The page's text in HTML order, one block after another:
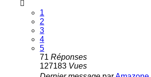
1
2
3
4
5
71 Réponses
127183 Vues